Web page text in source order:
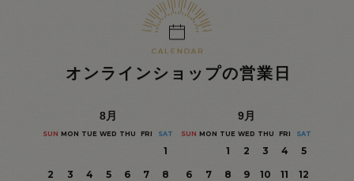
オンラインショップの営業日
8月
SUN MON TUE WED THU FRI SAT
1
2
3 4 5 6 7
8
9月
SUN MON TUE WED THU FRI SAT
1 2 3 4
5
6
7 8 9 10 11
12